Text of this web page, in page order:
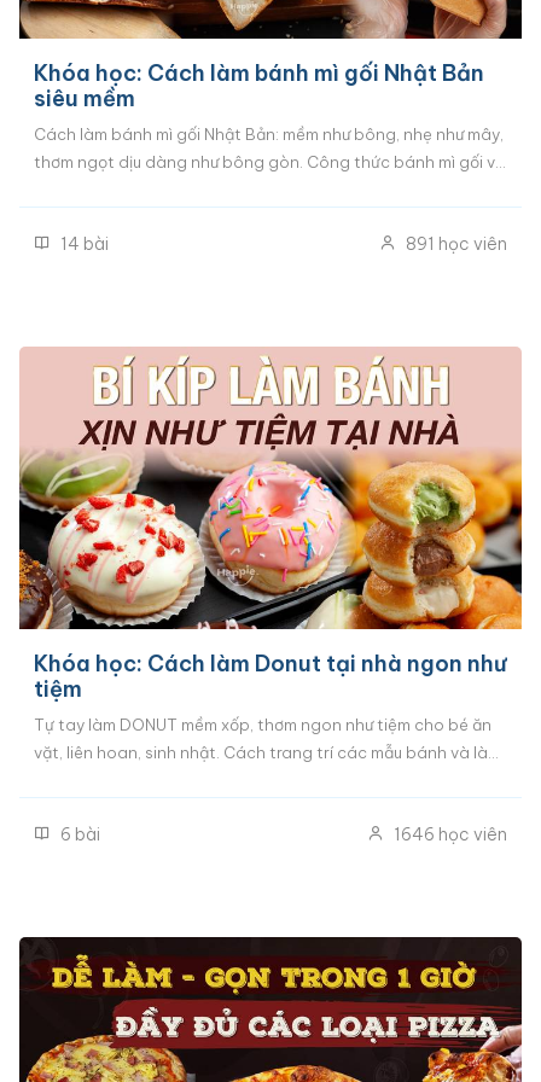
Khóa học: Cách làm bánh mì gối Nhật Bản
siêu mềm
Cách làm bánh mì gối Nhật Bản: mềm như bông, nhẹ như mây,
thơm ngọt dịu dàng như bông gòn. Công thức bánh mì gối và
nhanh nhất, chỉ trộn 1 mẻ bột tạo được nhiều vị bánh mì gối
14 bài 891 học viên
Khóa học: Cách làm Donut tại nhà ngon như
tiệm
Tự tay làm DONUT mềm xốp, thơm ngon như tiệm cho bé ăn
vặt, liên hoan, sinh nhật. Cách trang trí các mẫu bánh và làm
làm donut ngon ngay mẻ đầu tiên mà không cần kinh nghiệm
6 bài 1646 học viên